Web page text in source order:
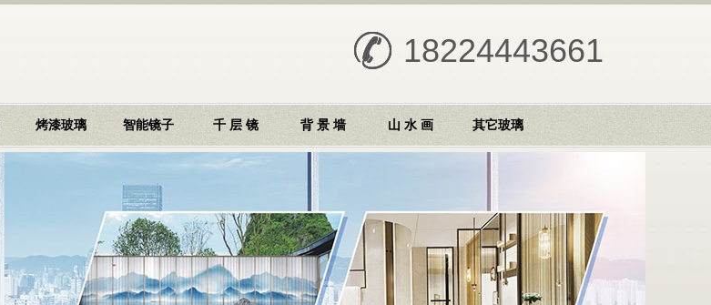
18224443661
烤漆玻璃 智能镜子 千 层 镜 背 景 墙 山 水 画 其它玻璃